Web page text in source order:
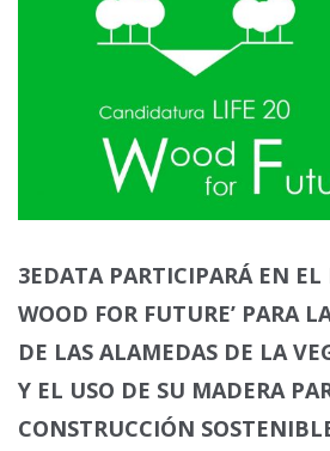
3EDATA PARTICIPARÁ EN EL
WOOD FOR FUTURE’ PARA
DE LAS ALAMEDAS DE LA
Y EL USO DE SU MADERA
CONSTRUCCIÓN